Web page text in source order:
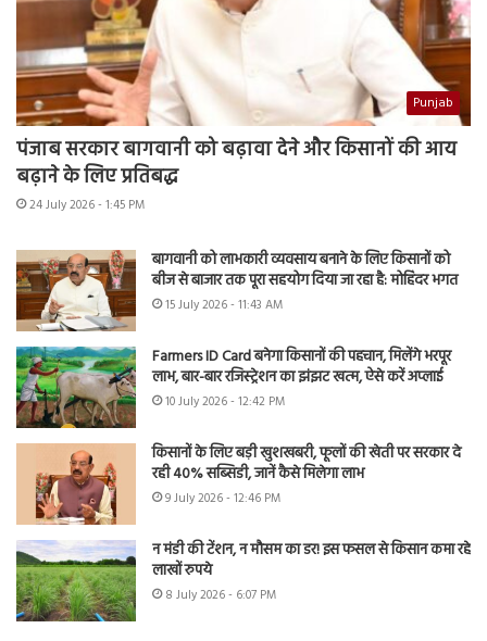
Punjab
पंजाब सरकार बागवानी को बढ़ावा देने और किसानों की आय
बढ़ाने के लिए प्रतिबद्ध
24 July 2026 - 1:45 PM
बागवानी को लाभकारी व्यवसाय बनाने के लिए किसानों को
बीज से बाजार तक पूरा सहयोग दिया जा रहा है: मोहिंदर भगत
15 July 2026 - 11:43 AM
Farmers ID Card बनेगा किसानों की पहचान, मिलेंगे भरपूर
लाभ, बार-बार रजिस्ट्रेशन का झंझट खत्म, ऐसे करें अप्लाई
10 July 2026 - 12:42 PM
किसानों के लिए बड़ी खुशखबरी, फूलों की खेती पर सरकार दे
रही 40% सब्सिडी, जानें कैसे मिलेगा लाभ
9 July 2026 - 12:46 PM
न मंडी की टेंशन, न मौसम का डर! इस फसल से किसान कमा रहे
लाखों रुपये
8 July 2026 - 6:07 PM